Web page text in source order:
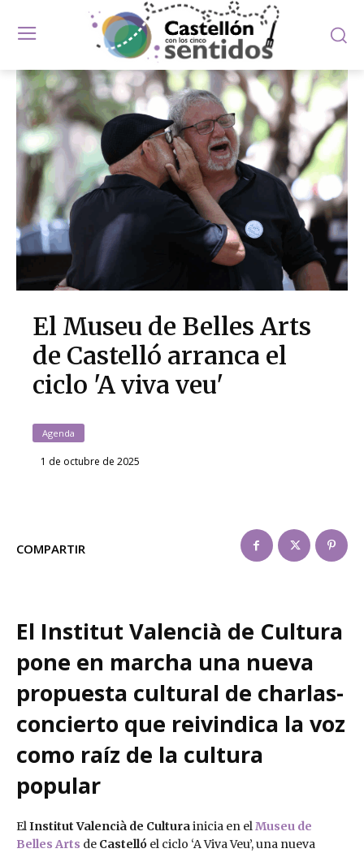
El Museu de Belles Arts
de Castelló arranca el
ciclo 'A viva veu'
Agenda
1 de octubre de 2025
COMPARTIR
El Institut Valencià de Cultura
pone en marcha una nueva
propuesta cultural de charlas-
concierto que reivindica la voz
como raíz de la cultura
popular
ElInstitut Valencià de Culturainicia en elMuseu de
Belles Arts de Castelló el ciclo ‘A Viva Veu’, una nueva